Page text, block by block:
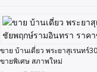
ขาย บ้านเดี่ยว พระยาสุเรนทร์
ขายพิเศษ สภาพใหม่